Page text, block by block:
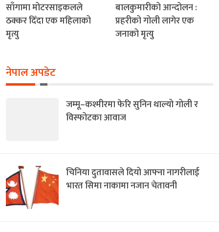
साँगामा मोटरसाइकलले
ठक्कर दिँदा एक महिलाको
मृत्यु
बालकुमारीको आन्दोलन :
प्रहरीको गोली लागेर एक
जनाको मृत्यु
नेपाल अपडेट
जम्मू–कश्मीरमा फेरि सुनिन थाल्यो गोली र
विस्फोटका आवाज
चिनिया दुतावासले दियो आफ्ना नागरीलाई
भारत सिमा नाकामा नजान चेतावनी